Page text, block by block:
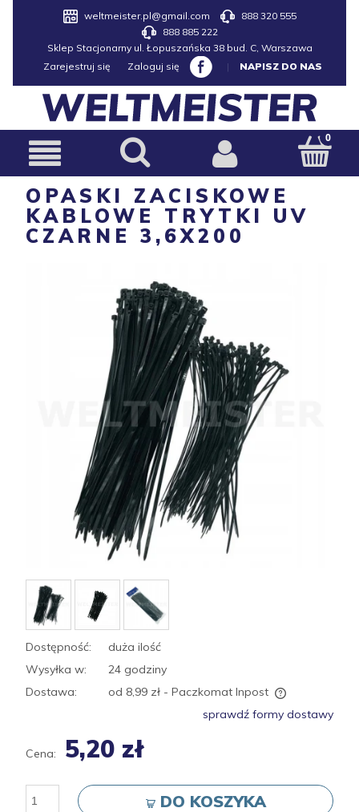
weltmeister.pl@gmail.com
888 320 555
888 885 222
Sklep Stacjonarny ul. Łopuszańska 38 bud. C, Warszawa
Zarejestruj się
Zaloguj się | NAPISZ DO NAS
OPASKI ZACISKOWE
KABLOWE TRYTKI UV
CZARNE 3,6X200
Dostępność:
duża ilość
Wysyłka w:
24 godziny
Dostawa:
od 8,99 zł - Paczkomat Inpost
sprawdź formy dostawy
Cena: 5,20 zł
DO KOSZYKA